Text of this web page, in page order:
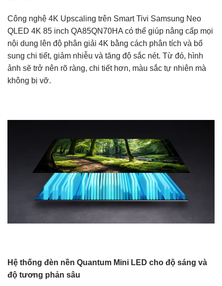
Công nghệ 4K Upscaling trên Smart Tivi Samsung Neo
QLED 4K 85 inch QA85QN70HA có thể giúp nâng cấp mọi
nội dung lên độ phân giải 4K bằng cách phân tích và bổ
sung chi tiết, giảm nhiễu và tăng độ sắc nét. Từ đó, hình
ảnh sẽ trở nên rõ ràng, chi tiết hơn, màu sắc tự nhiên mà
không bị vỡ.
Hệ thống đèn nền Quantum Mini LED cho độ sáng và
độ tương phản sâu